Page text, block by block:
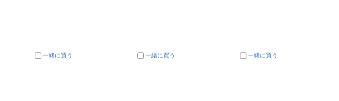
一緒に買う 一緒に買う 一緒に買う